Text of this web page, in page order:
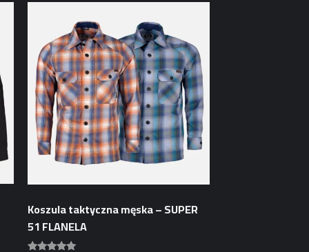
ma
wariantów.
Opcje
można
wybrać
na
stronie
produktu
Koszula taktyczna męska – SUPER
51 FLANELA